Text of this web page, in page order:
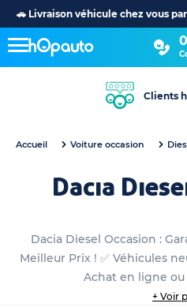
🚗 Livraison véhicule chez vous
Clients
Accueil Voiture occasion
Dacia
Dacia Diesel Occasion :
Meilleur Prix ! ✅ Véhicules
Achat en ligne
+ Voir